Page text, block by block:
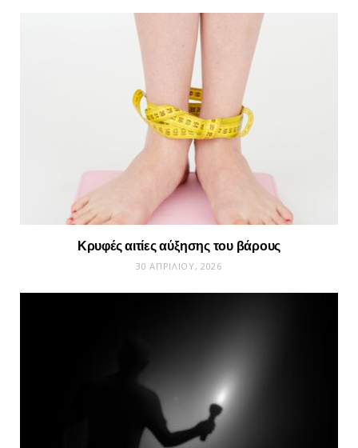
Κρυφές αιτίες αύξησης του βάρους
30 ΑΠΡΙΛΊΟΥ, 2026